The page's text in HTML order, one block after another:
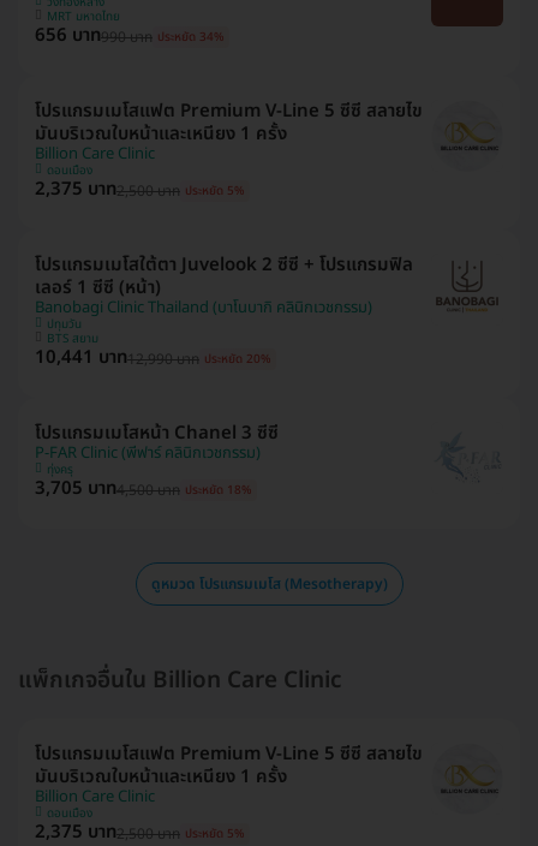
MRT มหาดไทย
656 บาท990 บาท ประหยัด 34%
โปรแกรมเมโสแฟต Premium V-Line 5 ซีซี สลายไข
มันบริเวณใบหน้าและเหนียง 1 ครั้ง
Billion Care Clinic
ดอนเมือง
2,375 บาท2,500 บาท ประหยัด 5%
โปรแกรมเมโสใต้ตา Juvelook 2 ซีซี + โปรแกรมฟิล
เลอร์ 1 ซีซี (หน้า)
Banobagi Clinic Thailand (บาโนบากิ คลินิกเวชกรรม)
ปทุมวัน
BTS สยาม
10,441 บาท12,990 บาท ประหยัด 20%
โปรแกรมเมโสหน้า Chanel 3 ซีซี
P-FAR Clinic (พีฟาร์ คลินิกเวชกรรม)
ทุ่งครุ
3,705 บาท4,500 บาท ประหยัด 18%
ดูหมวด โปรแกรมเมโส (Mesotherapy)
แพ็กเกจอื่นใน Billion Care Clinic
โปรแกรมเมโสแฟต Premium V-Line 5 ซีซี สลายไข
มันบริเวณใบหน้าและเหนียง 1 ครั้ง
Billion Care Clinic
ดอนเมือง
2,375 บาท2,500 บาท ประหยัด 5%